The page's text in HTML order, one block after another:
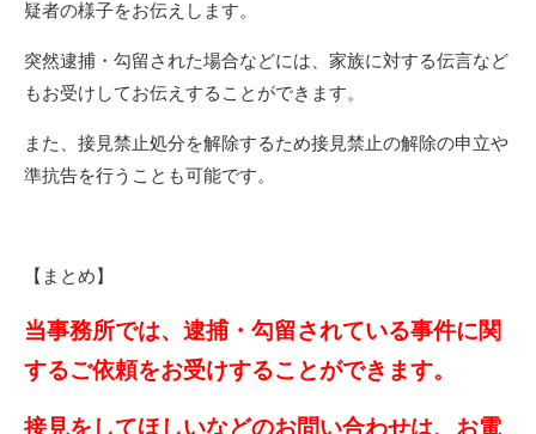
疑者の様子をお伝えします。
突然逮捕・勾留された場合などには、家族に対する伝言など
もお受けしてお伝えすることができます。
また、接見禁止処分を解除するため接見禁止の解除の申立や
準抗告を行うことも可能です。
【まとめ】
当事務所では、逮捕・勾留されている事件に関
するご依頼をお受けすることができます。
接見をしてほしいなどのお問い合わせは、お電